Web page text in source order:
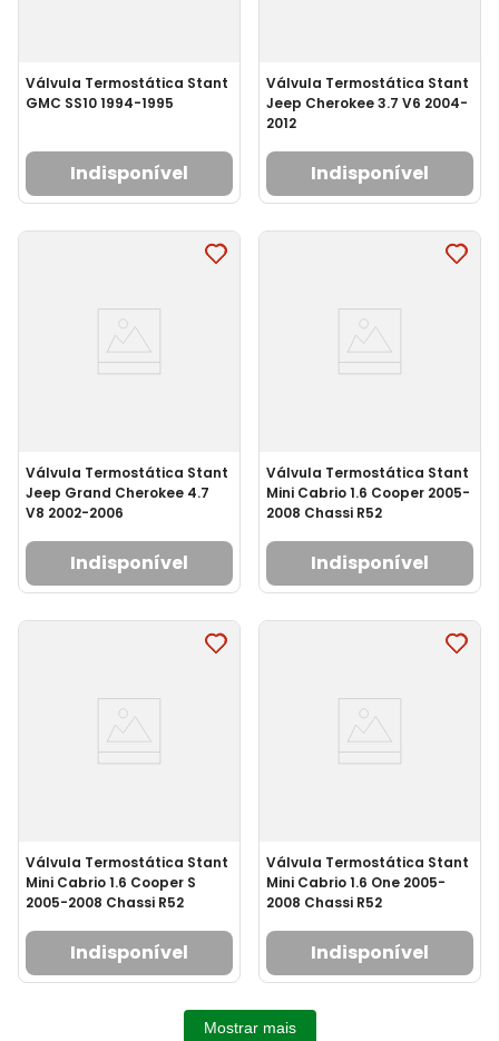
Válvula Termostática Stant
GMC SS10 1994-1995
Indisponível
Válvula Termostática Stant
Jeep Cherokee 3.7 V6 2004-
2012
Indisponível
Válvula Termostática Stant
Jeep Grand Cherokee 4.7
V8 2002-2006
Indisponível
Válvula Termostática Stant
Mini Cabrio 1.6 Cooper 2005-
2008 Chassi R52
Indisponível
Válvula Termostática Stant
Mini Cabrio 1.6 Cooper S
2005-2008 Chassi R52
Indisponível
Válvula Termostática Stant
Mini Cabrio 1.6 One 2005-
2008 Chassi R52
Indisponível
Mostrar mais